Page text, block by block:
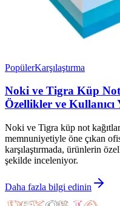
PopülerKarşılaştırma
Noki ve Tigra Küp Not
Özellikler ve Kullanıcı
Noki ve Tigra küp not
memnuniyetiyle öne çıkan
karşılaştırmada, ürünlerin
şekilde inceleniyor.
Daha fazla bilgi edinin